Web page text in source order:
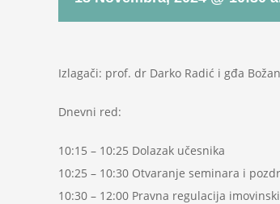
Izlagači: prof. dr Darko Radić i gđa
Dnevni red:
10:15 – 10:25 Dolazak učesnika
10:25 – 10:30 Otvaranje seminara i
10:30 – 12:00 Pravna regulacija